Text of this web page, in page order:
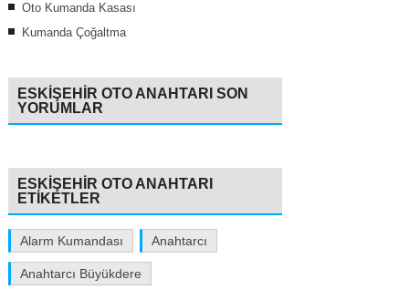
Oto Kumanda Kasası
Kumanda Çoğaltma
ESKIŞEHIR OTO ANAHTARI SON
YORUMLAR
ESKIŞEHIR OTO ANAHTARI
ETIKETLER
Alarm Kumandası Anahtarcı
Anahtarcı Büyükdere